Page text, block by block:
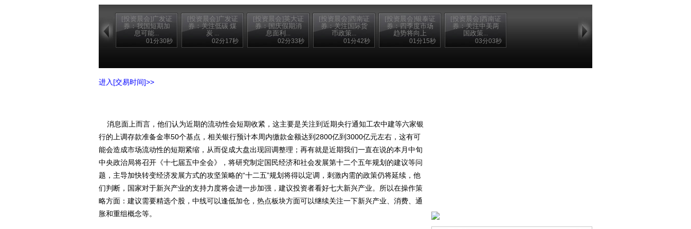
[投资晨会]广发证
券：我国短期加
息可能...
01分30秒
[投资晨会]广发证
券：关注低碳 煤
炭 ...
02分17秒
[投资晨会]英大证
券：国庆假期消
息面利...
02分33秒
[投资晨会]西南证
券：关注国际货
币政策...
01分42秒
[投资晨会]银泰证
券：四季度市场
趋势将向上
01分15秒
[投资晨会]西南证
券：关注中美两
国政策...
03分03秒
进入[交易时间]>>
消息面上而言，他们认为近期的流动性会短期收紧，这主要是关注到近期央行通知工农中建等六家银
行的上调存款准备金率50个基点，相关银行预计本周内缴款金额达到2800亿到3000亿元左右，这有可
能会造成市场流动性的短期紧缩，从而促成大盘出现回调整理；再有就是近期我们一直在说的本月中旬
中央政治局将召开《十七届五中全会》，将研究制定国民经济和社会发展第十二个五年规划的建议等问
题，主导加快转变经济发展方式的攻坚策略的“十二五”规划将得以定调，刺激内需的政策仍将延续，他
们判断，国家对于新兴产业的支持力度将会进一步加强，建议投资者看好七大新兴产业。所以在操作策
略方面：建议需要精选个股，中线可以逢低加仓，热点板块方面可以继续关注一下新兴产业、消费、通
胀和重组概念等。